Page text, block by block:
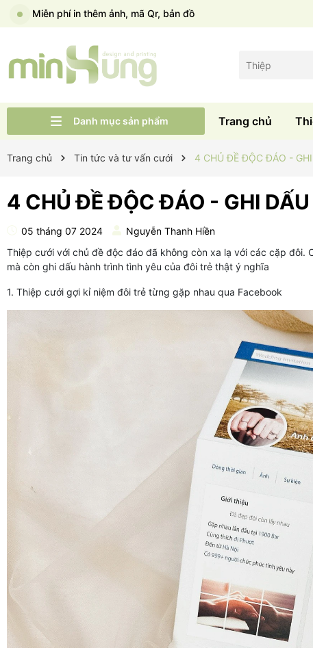
Sản xuất trực tiếp tại xưởng
Danh mục sản phẩm Trang chủ
Trang chủ Tin tức và tư vấn cưới 4 CHỦ ĐỀ ĐỘC ĐÁO -
4 CHỦ ĐỀ ĐỘC ĐÁO - GHI
05 tháng 07 2024
Nguyễn Thanh Hiền
Thiệp cưới với chủ đề độc đáo đã không còn xa lạ với các cặp đôi.
mà còn ghi dấu hành trình tình yêu của đôi trẻ thật ý nghĩa
1. Thiệp cưới gợi kỉ niệm đôi trẻ từng gặp nhau qua Facebook